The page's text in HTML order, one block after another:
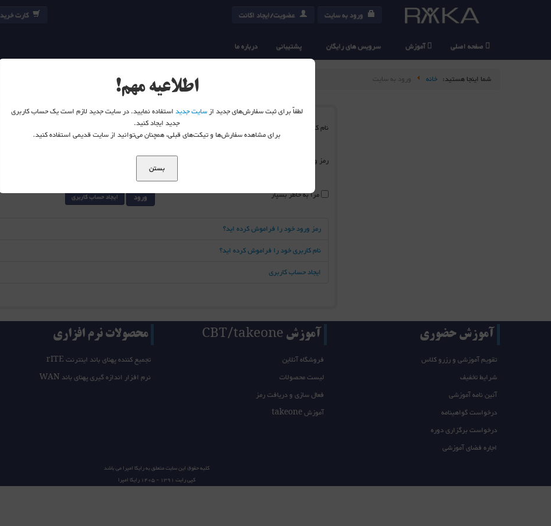
ورود به سایت عضویت/ایجاد اکانت کارت خرید
صفحه اصلی آموزش سرویس های رایگان پشتیبانی درباره ما
شما اینجا هستید: خانه ورود به سایت
نام کاربری
رمز ورود
مرا به خاطر بسپار ورود ایجاد حساب کاربری
رمز ورود خود را فراموش کرده اید؟
نام کاربری خود را فراموش کرده اید؟
ایجاد حساب کاربری
آموزش حضوری
تقویم آموزشی و رزرو کلاس
شرایط تخفیف
آئین نامه آموزشی
درخواست گواهینامه
درخواست برگزاری دوره
اجاره فضای آموزشی
آموزش CBT/takeone
فروشگاه آنلاین
لیست محصولات
فعال سازی و دریافت رمز
آموزش takeone
محصولات نرم افزاری
تجمیع کننده پهنای باند اینترنت rITE
نرم افزار اندازه گیری پهنای باند WAN
کلیه حقوق این سایت متعلق بهرایکا امپرامی باشد
کپی رایت 1391 - 1405
رایکا امپرا
اطلاعیه مهم!
لطفاً برای ثبت سفارش‌های جدید ازسایت جدیداستفاده نمایید. در سایت جدید لازم است یک حساب کاربری
جدید ایجاد کنید.
برای مشاهده سفارش‌ها و تیکت‌های قبلی، همچنان می‌توانید از سایت قدیمی استفاده کنید.
بستن